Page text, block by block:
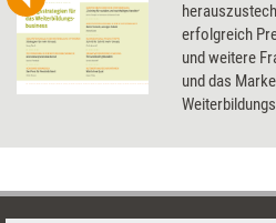
erfolgreich
und weitere
und das